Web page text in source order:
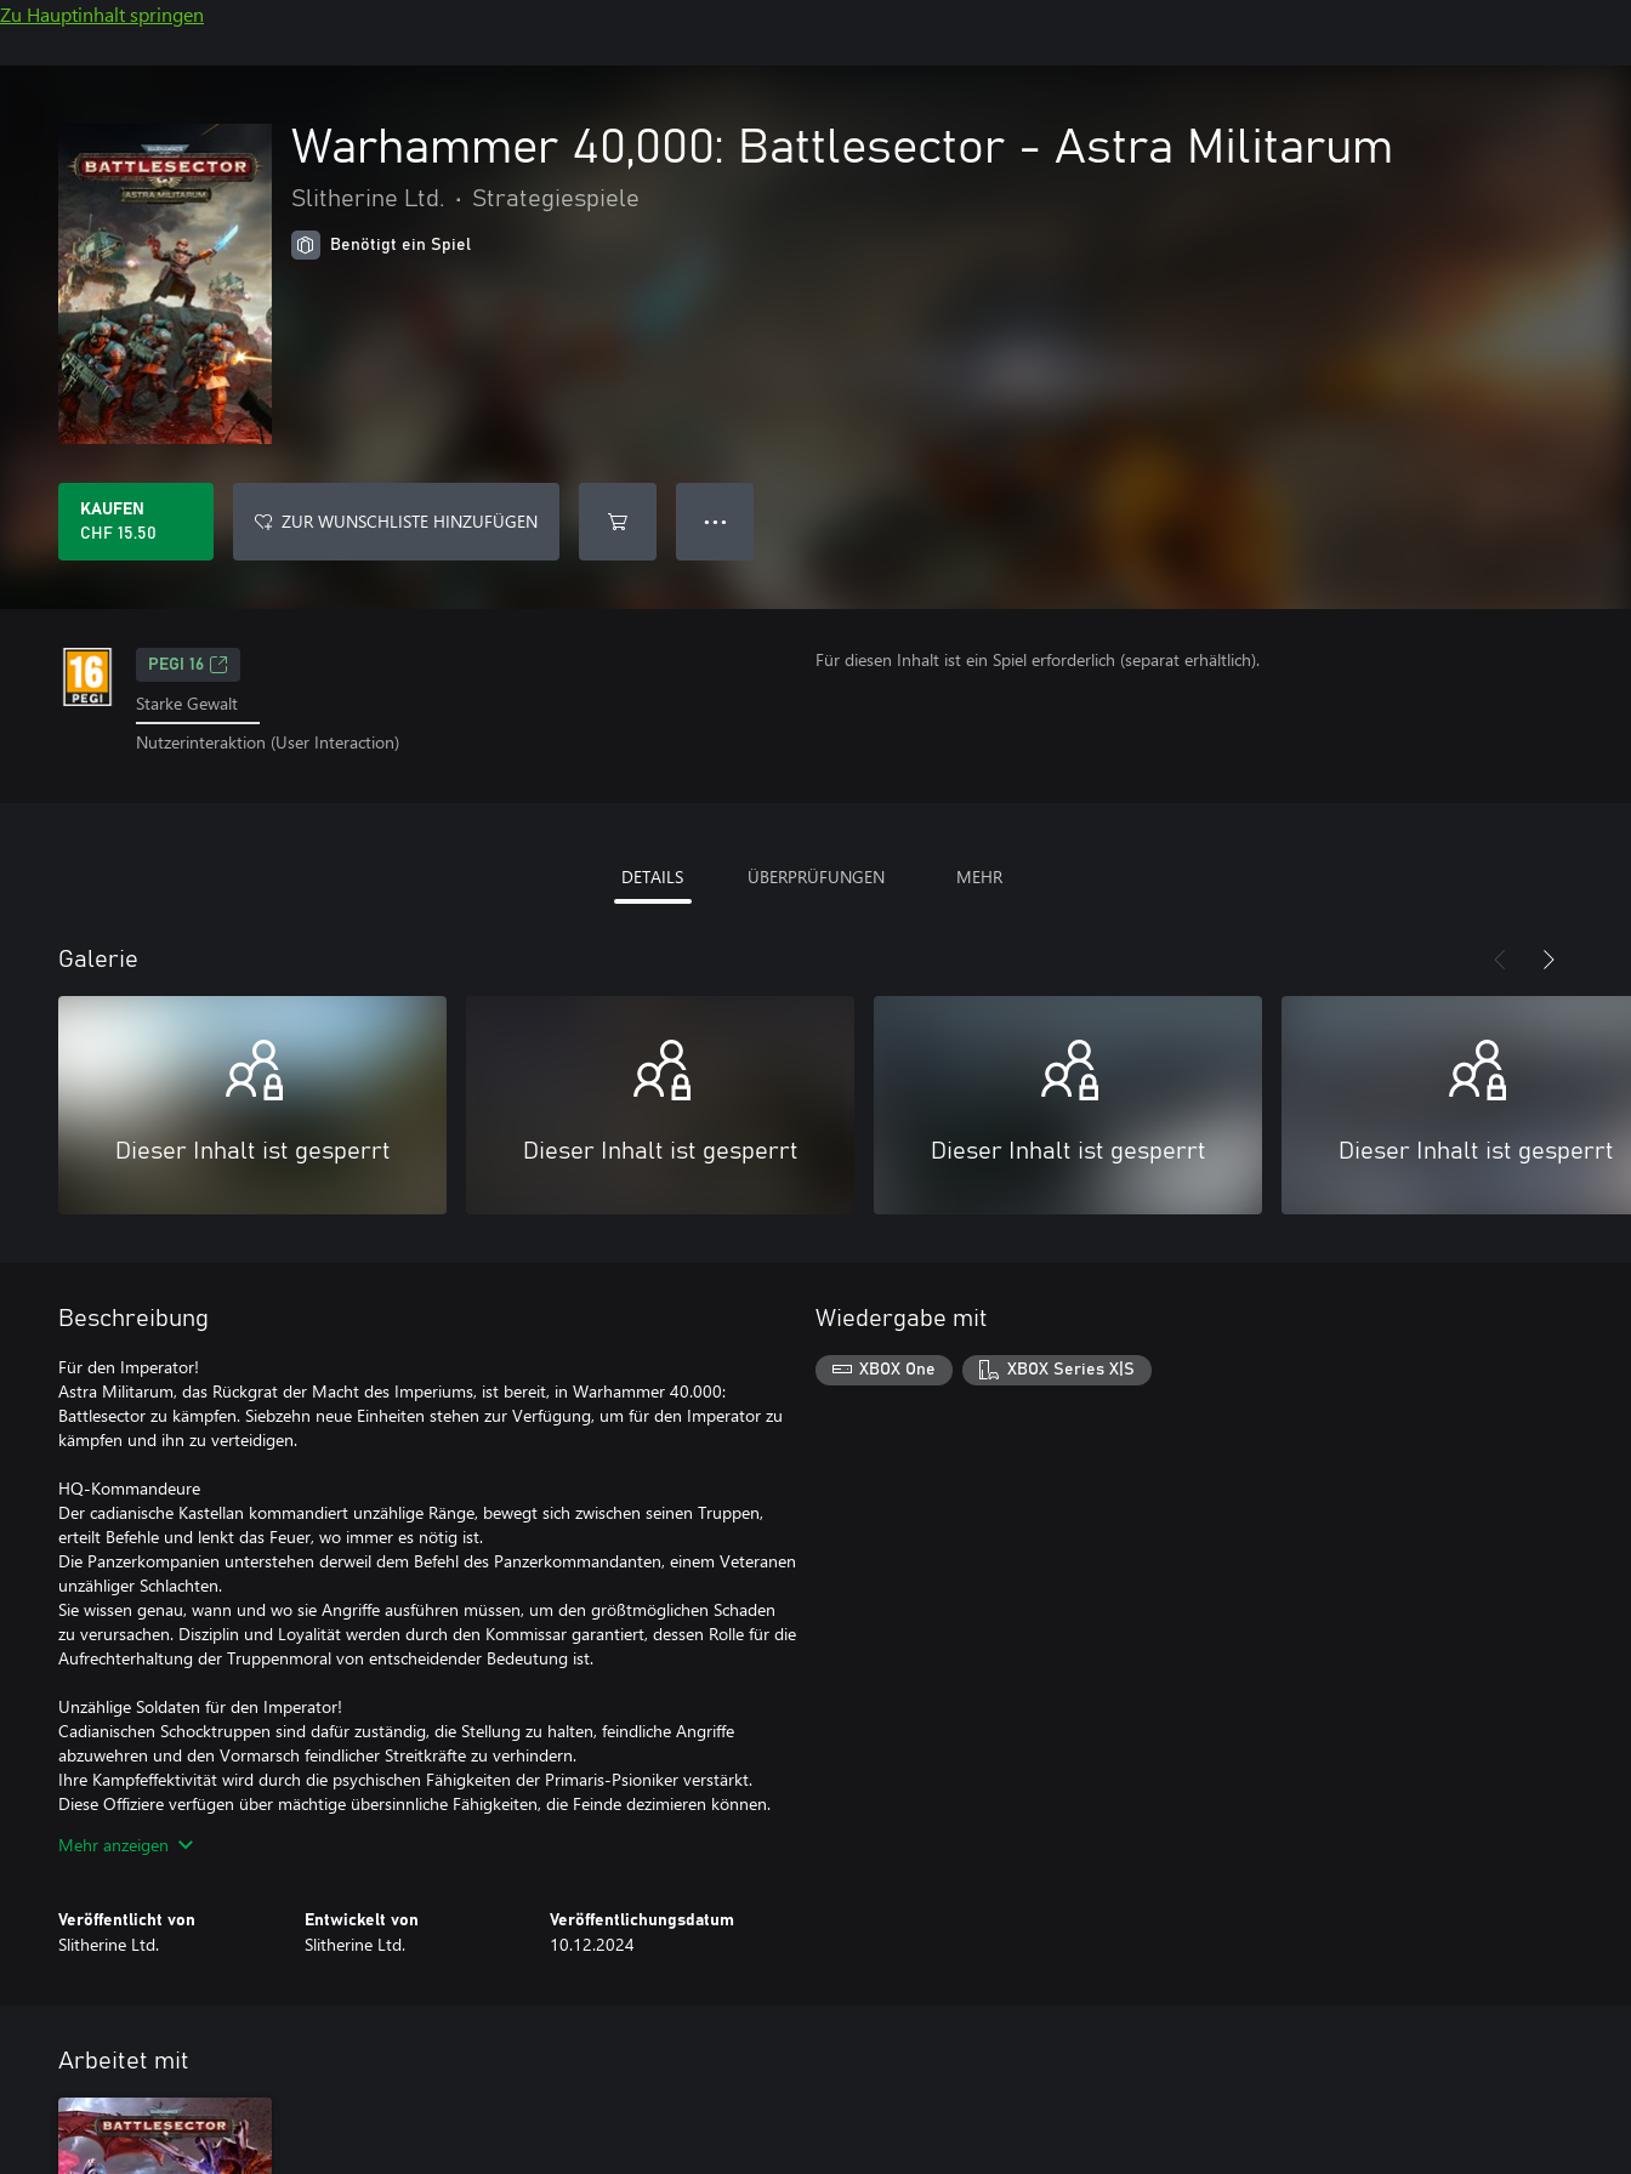
Zu Hauptinhalt springen
Warhammer 40,000: Battlesector - Astra Militarum
Slitherine Ltd. • Strategiespiele
Benötigt ein Spiel
KAUFEN
CHF 15.50
ZUR WUNSCHLISTE HINZUFÜGEN ● ● ●
PEGI 16
Starke Gewalt
Nutzerinteraktion (User Interaction)
Für diesen Inhalt ist ein Spiel erforderlich (separat erhältlich).
DETAILS ÜBERPRÜFUNGEN MEHR
Galerie
Dieser Inhalt ist gesperrt Dieser Inhalt ist gesperrt Dieser Inhalt ist gesperrt Dieser Inhalt ist gesperrt
Beschreibung
Für den Imperator!
Astra Militarum, das Rückgrat der Macht des Imperiums, ist bereit, in Warhammer 40.000:
Battlesector zu kämpfen. Siebzehn neue Einheiten stehen zur Verfügung, um für den Imperator zu
kämpfen und ihn zu verteidigen.
HQ-Kommandeure
Der cadianische Kastellan kommandiert unzählige Ränge, bewegt sich zwischen seinen Truppen,
erteilt Befehle und lenkt das Feuer, wo immer es nötig ist.
Die Panzerkompanien unterstehen derweil dem Befehl des Panzerkommandanten, einem Veteranen
unzähliger Schlachten.
Sie wissen genau, wann und wo sie Angriffe ausführen müssen, um den größtmöglichen Schaden
zu verursachen. Disziplin und Loyalität werden durch den Kommissar garantiert, dessen Rolle für die
Aufrechterhaltung der Truppenmoral von entscheidender Bedeutung ist.
Unzählige Soldaten für den Imperator!
Cadianischen Schocktruppen sind dafür zuständig, die Stellung zu halten, feindliche Angriffe
abzuwehren und den Vormarsch feindlicher Streitkräfte zu verhindern.
Ihre Kampfeffektivität wird durch die psychischen Fähigkeiten der Primaris-Psioniker verstärkt.
Diese Offiziere verfügen über mächtige übersinnliche Fähigkeiten, die Feinde dezimieren können.
Angriffsspezialisten, die oft Spezialwaffen tragen und als Bollwerk gegen feindliche Streitkräfte
Der Hammer des Imperators!
Die wendigen gepanzerten Sentinels haben keine Probleme, sich über schwieriges Gelände zu
feindliche Stellungen erreichen.
Für den Kampfpanzer Rogal Dorn ist es kein Problem, feindliche Stellungen zu zerschlagen und
Verteidigungslinien zu halten.
Diese gewaltigen gepanzerten Kampffahrzeuge schlagen Breschen in die feindliche Verteidigung
und zerreißen Infanterie.
Mehr anzeigen
Veröffentlicht von
Slitherine Ltd.
Entwickelt von
Slitherine Ltd.
Veröffentlichungsdatum
10.12.2024
Wiedergabe mit
XBOX One XBOX Series X|S
Arbeitet mit